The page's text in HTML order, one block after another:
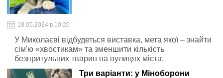
18.05.2024 в 10:20
У Миколаєві відбудеться виставка, мета якої – знайти
сім'ю «хвостикам» та зменшити кількість
безпритульних тварин на вулицях міста.
Три варіанти: у Міноборони